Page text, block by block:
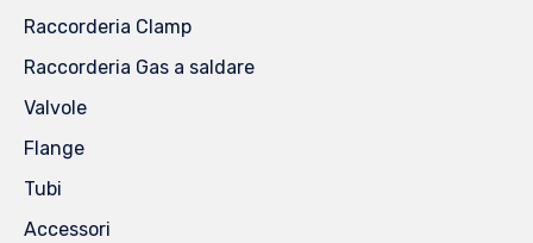
Raccorderia Clamp
Raccorderia Gas a saldare
Valvole
Flange
Tubi
Accessori